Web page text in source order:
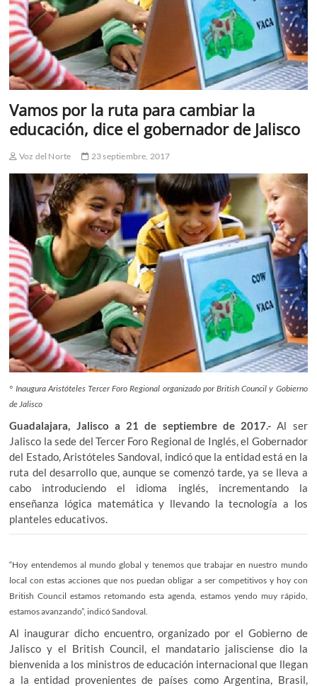
Vamos por la ruta para cambiar la
educación, dice el gobernador de Jalisco
Voz del Norte 23 septiembre, 2017
° Inaugura Aristóteles Tercer Foro Regional organizado por British Council y Gobierno
de Jalisco
Guadalajara, Jalisco a 21 de septiembre de 2017.- Al ser
Jalisco la sede del Tercer Foro Regional de Inglés, el Gobernador
del Estado, Aristóteles Sandoval, indicó que la entidad está en la
ruta del desarrollo que, aunque se comenzó tarde, ya se lleva a
cabo introduciendo el idioma inglés, incrementando la
enseñanza lógica matemática y llevando la tecnología a los
planteles educativos.
“Hoy entendemos al mundo global y tenemos que trabajar en nuestro mundo
local con estas acciones que nos puedan obligar a ser competitivos y hoy con
British Council estamos retomando esta agenda, estamos yendo muy rápido,
estamos avanzando”, indicó Sandoval.
Al inaugurar dicho encuentro, organizado por el Gobierno de
Jalisco y el British Council, el mandatario jalisciense dio la
bienvenida a los ministros de educación internacional que llegan
a la entidad provenientes de países como Argentina, Brasil,